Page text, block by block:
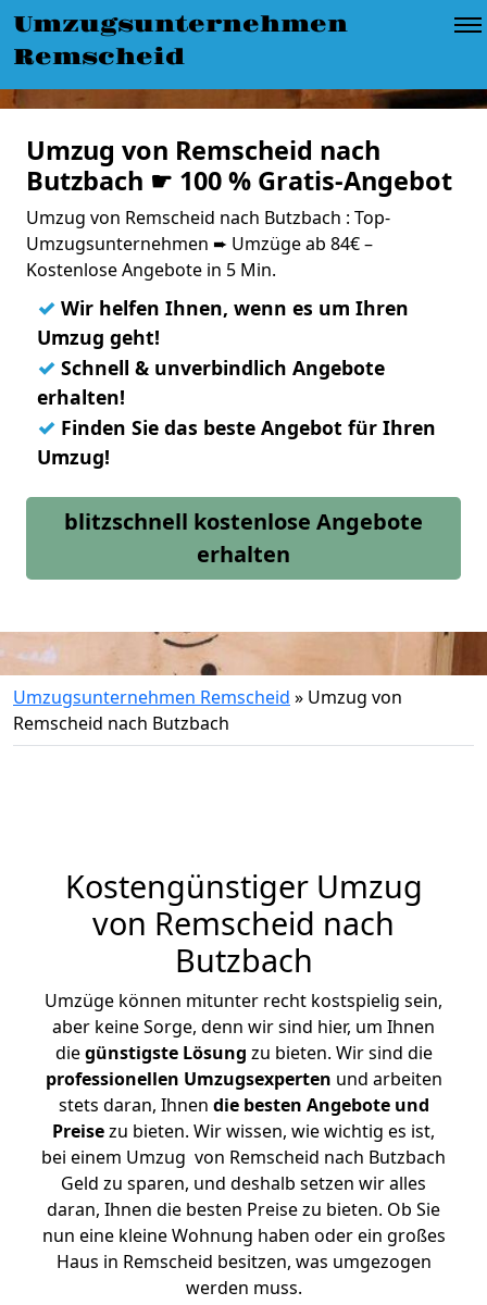
Umzugsunternehmen
Remscheid
Umzug von Remscheid nach
Butzbach ☛ 100 % Gratis-Angebot
Umzug von Remscheid nach Butzbach : Top-
Umzugsunternehmen ➨ Umzüge ab 84€ –
Kostenlose Angebote in 5 Min.
✓ Wir helfen Ihnen, wenn es um Ihren
Umzug geht!
✓ Schnell & unverbindlich Angebote
erhalten!
✓ Finden Sie das beste Angebot für Ihren
Umzug!
blitzschnell kostenlose Angebote
erhalten
Umzugsunternehmen Remscheid » Umzug von
Remscheid nach Butzbach
Kostengünstiger Umzug
von Remscheid nach
Butzbach
Umzüge können mitunter recht kostspielig sein,
aber keine Sorge, denn wir sind hier, um Ihnen
diegünstigste Lösung zu bieten. Wir sind die
professionellen Umzugsexperten und arbeiten
stets daran, Ihnen die besten Angebote und
Preisezu bieten. Wir wissen, wie wichtig es ist,
bei einem Umzug von Remscheid nach Butzbach
Geld zu sparen, und deshalb setzen wir alles
daran, Ihnen die besten Preise zu bieten. Ob Sie
nun eine kleine Wohnung haben oder ein großes
Haus in Remscheid besitzen, was umgezogen
werden muss.